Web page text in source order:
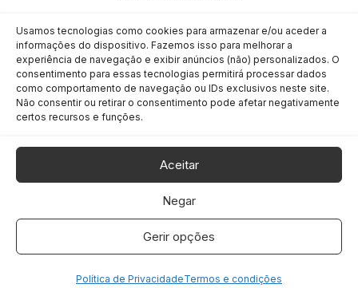
Usamos tecnologias como cookies para armazenar e/ou aceder a
informações do dispositivo. Fazemos isso para melhorar a
experiência de navegação e exibir anúncios (não) personalizados. O
consentimento para essas tecnologias permitirá processar dados
como comportamento de navegação ou IDs exclusivos neste site.
Não consentir ou retirar o consentimento pode afetar negativamente
certos recursos e funções.
Aceitar
Negar
Gerir opções
Política de PrivacidadeTermos e condições
redacao@bmcnews.com.br
Comercial:
comercial@bmcnews.com.br
Anuncie na BM&C News
A BM&C News conecta marcas a milhões de investidores
COPYRIGHT © 2026 BM&C News. Todos os direitos reservados.